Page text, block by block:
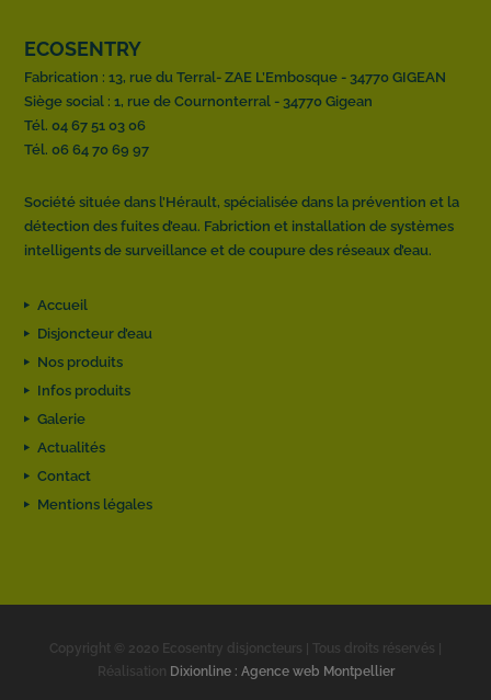
ECOSENTRY
Fabrication : 13, rue du Terral- ZAE L’Embosque - 34770 GIGEAN
Siège social : 1, rue de Cournonterral - 34770 Gigean
Tél. 04 67 51 03 06
Tél. 06 64 70 69 97
Société située dans l’Hérault, spécialisée dans la prévention et la
détection des fuites d’eau. Fabriction et installation de systèmes
intelligents de surveillance et de coupure des réseaux d’eau.
Accueil
Disjoncteur d’eau
Nos produits
Infos produits
Galerie
Actualités
Contact
Mentions légales
Copyright © 2020 Ecosentry disjoncteurs | Tous droits réservés |
Réalisation Dixionline : Agence web Montpellier